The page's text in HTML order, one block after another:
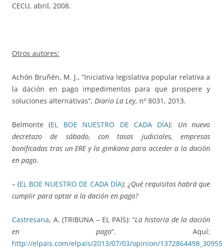
CECU, abril, 2008.
Otros autores:
Achón Bruñén, M. J., “Iniciativa legislativa popular relativa a
la dación en pago impedimentos para que prospere y
soluciones alternativas”, Diario La Ley, nº 8031, 2013.
Belmonte (EL BOE NUESTRO DE CADA DÍA): Un nuevo
decretazo de sábado, con tasas judiciales, empresas
bonificadas tras un ERE y la gimkana para acceder a la dación
en pago.
– (EL BOE NUESTRO DE CADA DÍA): ¿Qué requisitos habrá que
cumplir para optar a la dación en pago?
Castresana, A. (TRIBUNA – EL PAÍS): “La historia de la dación
en pago”. Aquí:
http://elpais.com/elpais/2013/07/03/opinion/